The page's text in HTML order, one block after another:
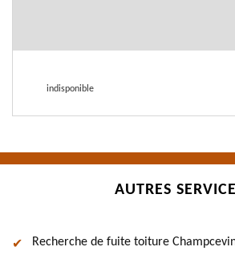
indisponible
AUTRES
Recherche de fuite toiture